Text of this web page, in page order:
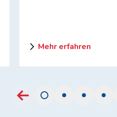
Mehr erfahren